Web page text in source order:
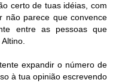
certo de tuas idéias, com
não parece que convence
entre as pessoas que
expandir o número de
à tua opinião escrevendo